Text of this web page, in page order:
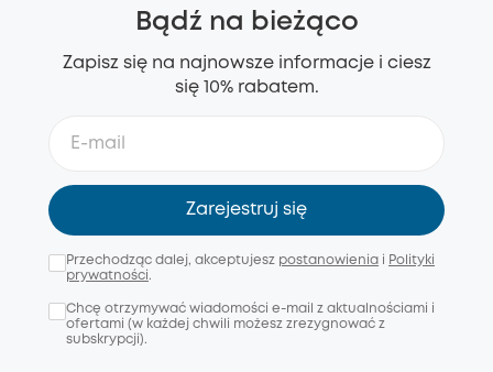
Bądź na bieżąco
Zapisz się na najnowsze informacje i ciesz
się 10% rabatem.
Zarejestruj się
Przechodząc dalej, akceptujesz postanowienia i Polityki
prywatności.
Chcę otrzymywać wiadomości e-mail z aktualnościami i
ofertami (w każdej chwili możesz zrezygnować z
subskrypcji).